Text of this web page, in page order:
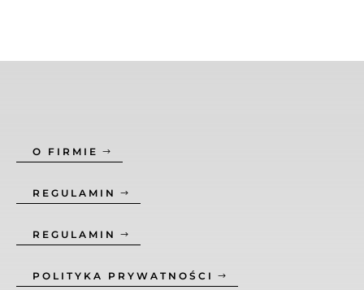
O FIRMIE
REGULAMIN
REGULAMIN
POLITYKA PRYWATNOŚCI